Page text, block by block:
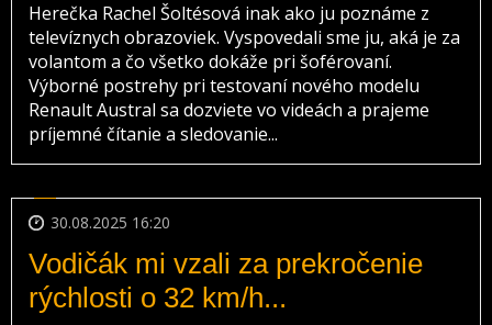
Herečka Rachel Šoltésová inak ako ju poznáme z
televíznych obrazoviek. Vyspovedali sme ju, aká je za
volantom a čo všetko dokáže pri šoférovaní.
Výborné postrehy pri testovaní nového modelu
Renault Austral sa dozviete vo videách a prajeme
príjemné čítanie a sledovanie...
30.08.2025 16:20
Vodičák mi vzali za prekročenie
rýchlosti o 32 km/h...